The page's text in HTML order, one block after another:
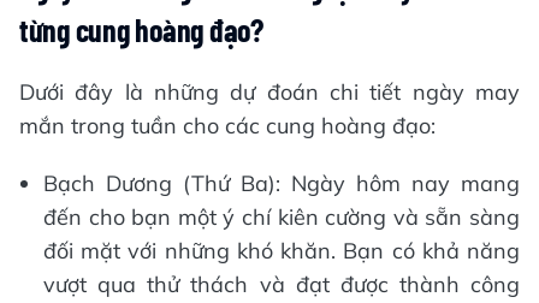
từng cung hoàng đạo?
Dưới đây là những dự đoán chi tiết ngày may
mắn trong tuần cho các cung hoàng đạo:
Bạch Dương (Thứ Ba): Ngày hôm nay mang
đến cho bạn một ý chí kiên cường và sẵn sàng
đối mặt với những khó khăn. Bạn có khả năng
vượt qua thử thách và đạt được thành công